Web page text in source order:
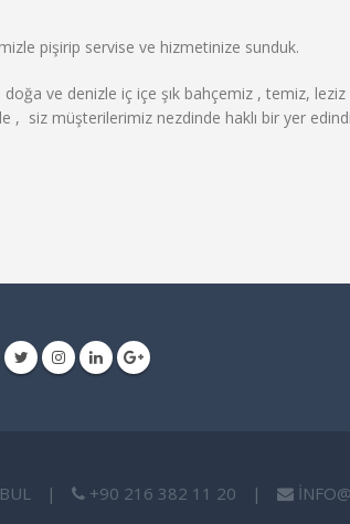
pişirip servise ve hizmetinize sunduk.
doğa ve denizle iç içe şık bahçemiz , temiz,
siz müşterilerimiz nezdinde haklı bir yer
| +90 216 382 11 20 |